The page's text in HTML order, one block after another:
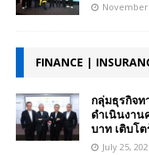
November
FINANCE |
กลุ่มธุรกิจท
ดำเนินงาน
บาท เติบโ
July 25,